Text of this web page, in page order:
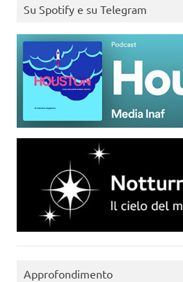
Su Spotify e su Telegram
Approfondimento